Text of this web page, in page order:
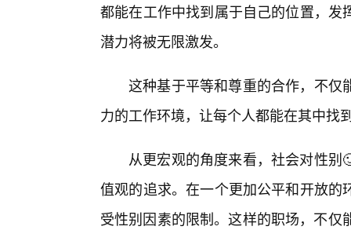
都能在工作中找到属于自己的位置，
潜力将被无限激发。
这种基于平等和尊重的合作，不仅
力的工作环境，让每个人都能在其中找
从更宏观的角度来看，社会对性
值观的追求。在一个更加公平和开放
受性别因素的限制。这样的职场，不